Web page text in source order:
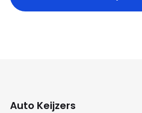
Auto Keijzers